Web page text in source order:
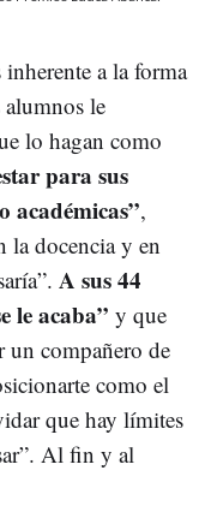
a la forma
alumnos le
lo hagan como
para sus
académicas”,
la docencia y en
A sus 44
le acaba” y que
un compañero de
como el
que hay límites
Al fin y al